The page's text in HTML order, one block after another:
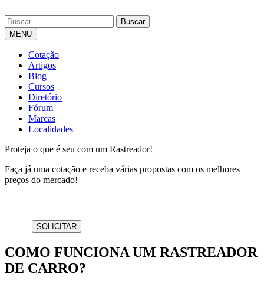
MENU
Cotação
Artigos
Blog
Cursos
Diretório
Fórum
Marcas
Localidades
Proteja o que é seu com um Rastreador!
Faça já uma cotação e receba várias propostas com os melhores
preços do mercado!
COMO FUNCIONA UM RASTREADOR
DE CARRO?